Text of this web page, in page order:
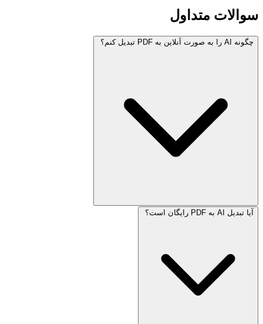
سوالات متداول
چگونه AI را به صورت آنلاین به PDF تبدیل کنم؟
آیا تبدیل AI به PDF رایگان است؟